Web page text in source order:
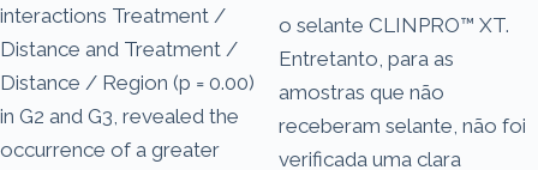
interactions Treatment /
Distance and Treatment /
Distance / Region (p = 0.00)
in G2 and G3, revealed the
occurrence of a greater
o selante CLINPRO™ XT.
Entretanto, para as
amostras que não
receberam selante, não foi
verificada uma clara